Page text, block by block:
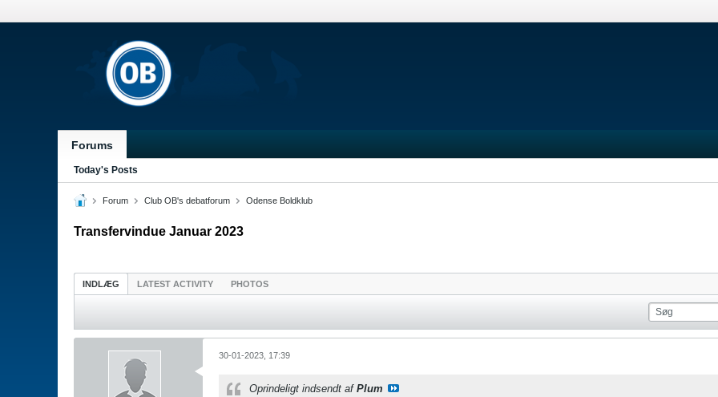
Forums
Today's Posts
Forum Club OB's debatforum Odense Boldklub
Transfervindue Januar 2023
INDLÆG LATEST ACTIVITY PHOTOS
30-01-2023, 17:39
Oprindeligt indsendt af Plum